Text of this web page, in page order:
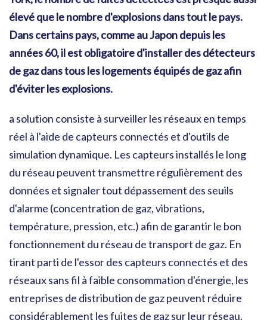
élevé que le nombre d'explosions dans tout le pays.
Dans certains pays, comme au Japon depuis les
années 60, il est obligatoire d'installer des détecteurs
de gaz dans tous les logements équipés de gaz afin
d'éviter les explosions.
a solution consiste à surveiller les réseaux en temps
réel à l'aide de capteurs connectés et d'outils de
simulation dynamique. Les capteurs installés le long
du réseau peuvent transmettre régulièrement des
données et signaler tout dépassement des seuils
d'alarme (concentration de gaz, vibrations,
température, pression, etc.) afin de garantir le bon
fonctionnement du réseau de transport de gaz. En
tirant parti de l'essor des capteurs connectés et des
réseaux sans fil à faible consommation d'énergie, les
entreprises de distribution de gaz peuvent réduire
considérablement les fuites de gaz sur leur réseau.